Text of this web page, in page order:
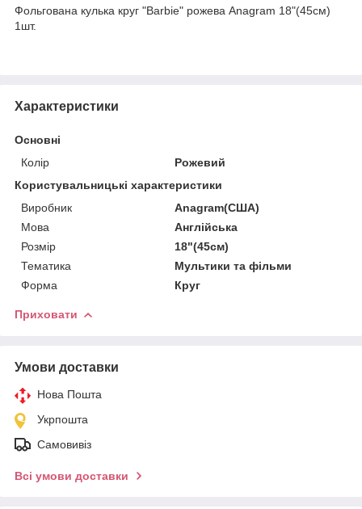
Фольгована кулька круг "Barbie" рожева Anagram 18"(45см)
1шт.
Характеристики
Основні
Колір
Рожевий
Користувальницькі характеристики
Виробник
Anagram(США)
Мова
Англійська
Розмір
18"(45см)
Тематика
Мультики та фільми
Форма
Круг
Приховати
Умови доставки
Нова Пошта
Укрпошта
Самовивіз
Всі умови доставки